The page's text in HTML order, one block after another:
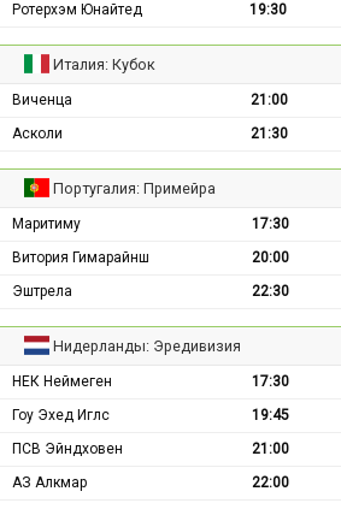
Ротерхэм Юнайтед
19:30
Италия: Кубок
Виченца 21:00
Асколи
21:30
Португалия: Примейра
Маритиму 17:30
Витория Гимарайнш
20:00
Эштрела
22:30
Нидерланды: Эредивизия
НЕК Неймеген 17:30
Гоу Эхед Иглс
19:45
ПСВ Эйндховен
21:00
АЗ Алкмар
22:00